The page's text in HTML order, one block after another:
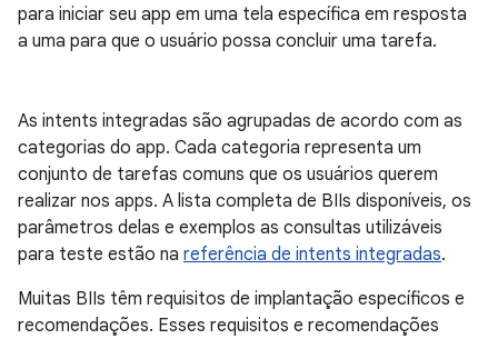
para iniciar seu app em uma tela específica em resposta
a uma para que o usuário possa concluir uma tarefa.
As intents integradas são agrupadas de acordo com as
categorias do app. Cada categoria representa um
conjunto de tarefas comuns que os usuários querem
realizar nos apps. A lista completa de BIIs disponíveis, os
parâmetros delas e exemplos as consultas utilizáveis
para teste estão na referência de intents integradas.
Muitas BIIs têm requisitos de implantação específicos e
recomendações. Esses requisitos e recomendações